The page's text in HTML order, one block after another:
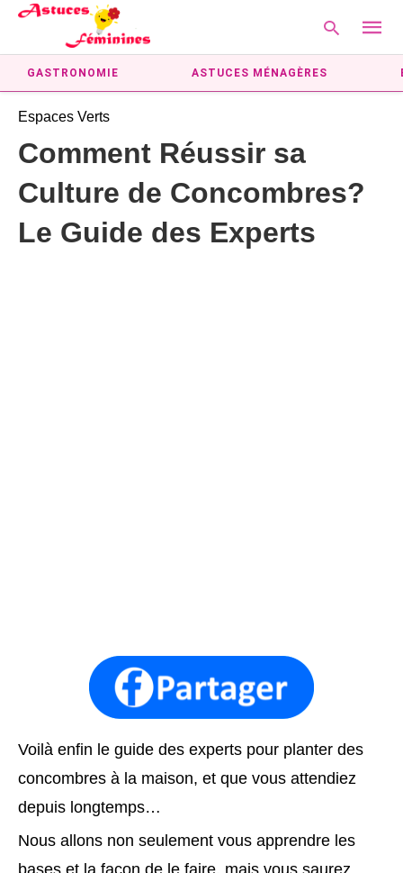
query
GASTRONOMIE ASTUCES MÉNAGÈRES
Espaces Verts
Comment Réussir sa
Culture de Concombres?
Le Guide des Experts
Voilà enfin le guide des experts pour planter des
concombres à la maison, et que vous attendiez
depuis longtemps…
Nous allons non seulement vous apprendre les
bases et la façon de le faire, mais vous saurez